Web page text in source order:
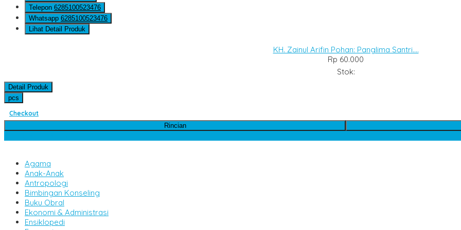
Telepon 6285100523476
Whatsapp 6285100523476
Lihat Detail Produk
KH. Zainul Arifin Pohan: Panglima Santri....
Rp 60.000
Stok:
Detail Produk
pcs
Checkout
Rincian
Agama
Anak-Anak
Antropologi
Bimbingan Konseling
Buku Obral
Ekonomi & Administrasi
Ensiklopedi